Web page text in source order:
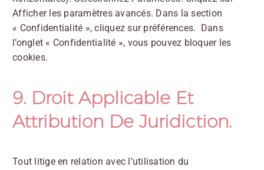
Afficher les paramètres avancés. Dans la section
« Confidentialité », cliquez sur préférences. Dans
l’onglet « Confidentialité », vous pouvez bloquer les
cookies.
9. Droit Applicable Et
Attribution De Juridiction.
Tout litige en relation avec l’utilisation du